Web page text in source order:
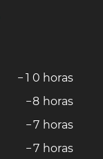
− 1 0 horas
−8 horas
−7 horas
−7 horas